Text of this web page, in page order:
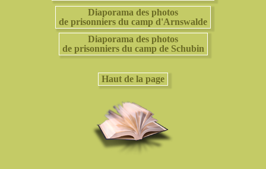
Diaporama des photos
de prisonniers du camp d'Arnswalde
Diaporama des photos
de prisonniers du camp de Schubin
Haut de la page